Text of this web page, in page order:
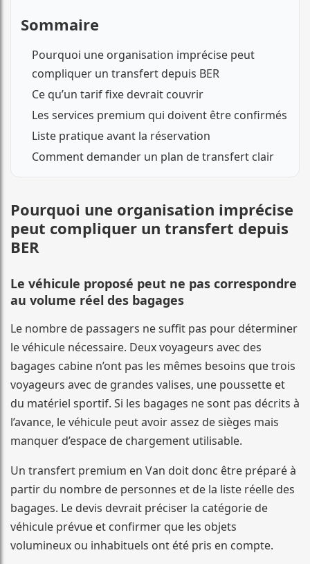
Sommaire
Pourquoi une organisation imprécise peut
compliquer un transfert depuis BER
Ce qu’un tarif fixe devrait couvrir
Les services premium qui doivent être confirmés
Liste pratique avant la réservation
Comment demander un plan de transfert clair
Pourquoi une organisation imprécise
peut compliquer un transfert depuis
BER
Le véhicule proposé peut ne pas correspondre
au volume réel des bagages
Le nombre de passagers ne suffit pas pour déterminer
le véhicule nécessaire. Deux voyageurs avec des
bagages cabine n’ont pas les mêmes besoins que trois
voyageurs avec de grandes valises, une poussette et
du matériel sportif. Si les bagages ne sont pas décrits à
l’avance, le véhicule peut avoir assez de sièges mais
manquer d’espace de chargement utilisable.
Un transfert premium en Van doit donc être préparé à
partir du nombre de personnes et de la liste réelle des
bagages. Le devis devrait préciser la catégorie de
véhicule prévue et confirmer que les objets
volumineux ou inhabituels ont été pris en compte.